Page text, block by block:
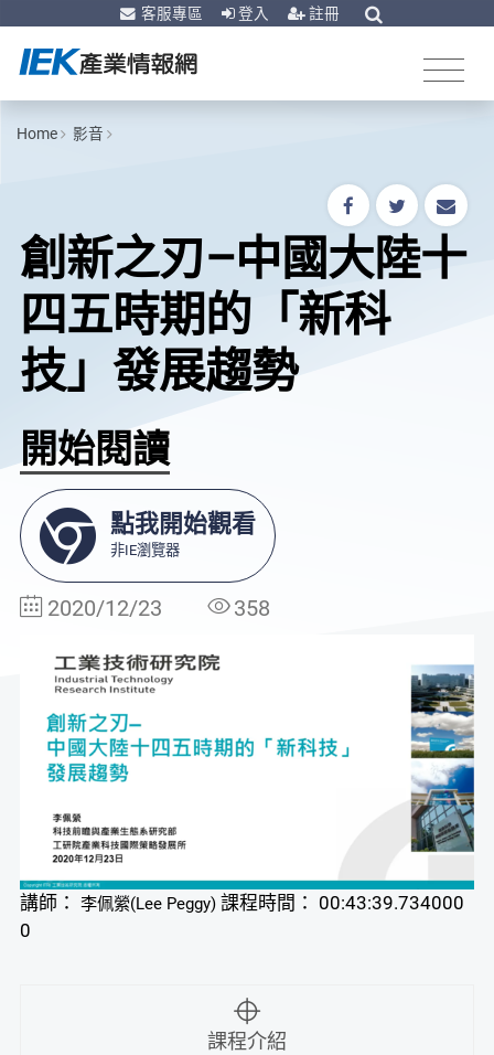
客服專區 登入 註冊
Home 影音
創新之刃–中國大陸十
四五時期的「新科
技」發展趨勢
開始閱讀
點我開始觀看
非IE瀏覽器
2020/12/23 358
講師：李佩縈(Lee Peggy) 課程時間： 00:43:39.734000
0
課程介紹